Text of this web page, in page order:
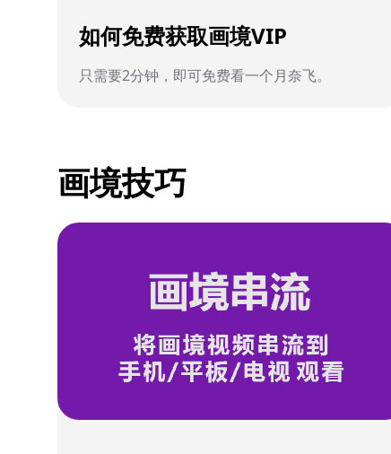
如何免费获取画境VIP
只需要2分钟，即可免费看一个月奈飞。
画境技巧